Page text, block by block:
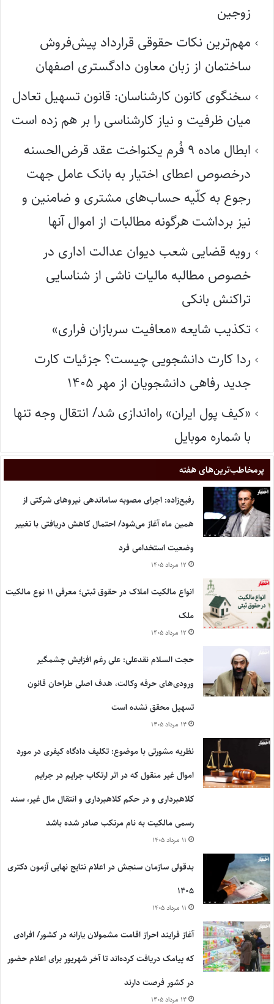
زوجین
مهم‌ترین نکات حقوقی قرارداد پیش‌فروش
ساختمان از زبان معاون دادگستری اصفهان
سخنگوی کانون کارشناسان: قانون تسهیل تعادل
میان ظرفیت و نیاز کارشناسی را بر هم زده است
ابطال ماده ۹ فُرم یکنواخت عقد قرض‌الحسنه
درخصوص اعطای اختیار به بانک عامل جهت
رجوع به کلّیه حساب‌های مشتری و ضامنین و
نیز برداشت هرگونه مطالبات از اموال آنها
رویه قضایی شعب دیوان عدالت اداری در
خصوص مطالبه مالیات ناشی از شناسایی
تراکنش بانکی
تکذیب شایعه «معافیت سربازان فراری»
ردا کارت دانشجویی چیست؟ جزئیات کارت
جدید رفاهی دانشجویان از مهر ۱۴۰۵
«کیف پول ایران» راه‌اندازی شد/ انتقال وجه تنها
با شماره موبایل
پر‌مخاطب‌ترین‌های هفته
رفیع‌زاده: اجرای مصوبه ساماندهی نیروهای شرکتی از
همین ماه آغاز می‌شود/ احتمال کاهش دریافتی با تغییر
وضعیت استخدامی فرد
۱۲ مرداد ۱۴۰۵
انواع مالکیت املاک در حقوق ثبتی؛ معرفی ۱۱ نوع مالکیت
ملک
۱۲ مرداد ۱۴۰۵
حجت السلام نقدعلی: علی رغم افزایش چشمگیر
ورودی‌های حرفه وکالت، هدف اصلی طراحان قانون
تسهیل محقق نشده است
۱۴ مرداد ۱۴۰۵
نظریه مشورتی با موضوع: تکلیف دادگاه کیفری در مورد
اموال غیر منقول که در اثر ارتکاب جرایم در جرایم
کلاهبرداری و در حکم کلاهبرداری و انتقال مال غیر، سند
رسمی مالکیت به نام مرتکب صادر شده باشد
۱۱ مرداد ۱۴۰۵
بدقولی سازمان سنجش در اعلام نتایج نهایی آزمون دکتری
۱۴۰۵
۱۱ مرداد ۱۴۰۵
آغاز فرایند احراز اقامت مشمولان یارانه در کشور/ افرادی
که پیامک دریافت کرده‌اند تا آخر شهریور برای اعلام حضور
در کشور فرصت دارند
۱۴ مرداد ۱۴۰۵